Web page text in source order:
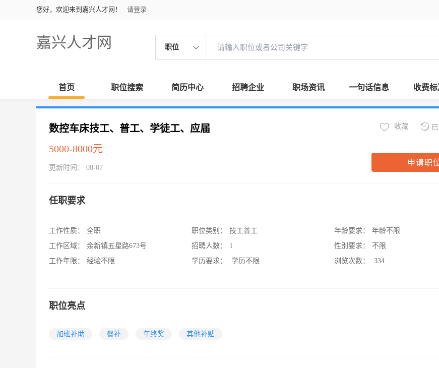
您好，欢迎来到嘉兴人才网！ 请登录
嘉兴人才网 职位
首页 职位搜索 简历中心 招聘企业 职场资讯 一句话信息 收费
数控车床技工、普工、学徒工、应届
5000-8000元
更新时间： 08-07
收藏
申请职
任职要求
工作性质：
全职
工作区域：
余新镇五星路673号
工作年限：
经验不限
职位类别：
技工普工
招聘人数：
1
学历要求：
学历不限
年龄要求：
年龄不限
性别要求：
不限
浏览次数：
334
职位亮点
加班补助 餐补 年终奖 其他补贴